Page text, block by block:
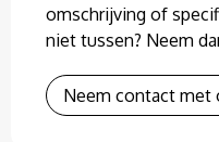
omschrijving of
niet tussen? Neem
Neem contact met